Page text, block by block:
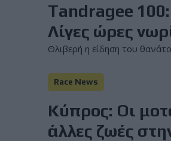
Tandragee
Λίγες ώρες
Θλιβερή η είδηση του
Race News
Κύπρος: Oι
άλλες ζωές